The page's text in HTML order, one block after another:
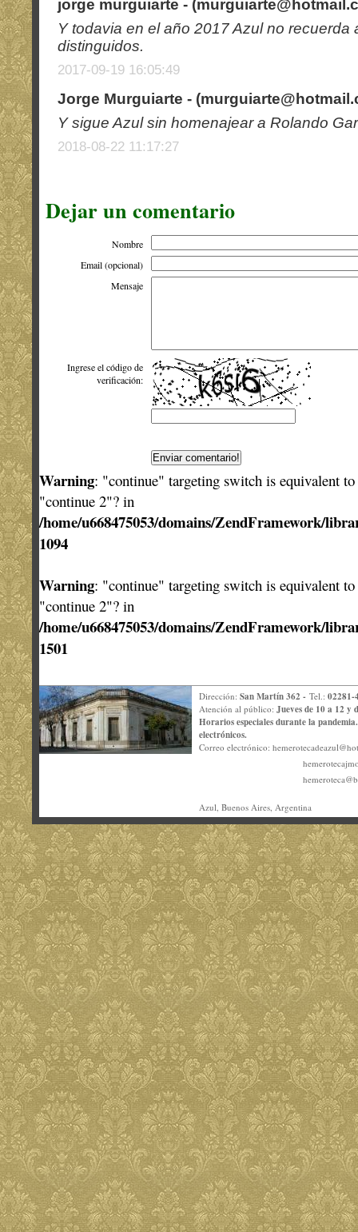
jorge murguiarte - (
Y todavia en el año 2017 Azul no recuerda
distinguidos.
2017-09-19 16:05:49
Jorge Murguiarte - (
Y sigue Azul sin homenajear a Rolando
2018-08-22 11:17:27
Dejar un comentario
Nombre
Email (opcional)
Mensaje
Ingrese el código de
verificación:
Warning: "continue" targeting switch is equivalent
"continue 2"? in
/home/u668475053/domains/ZendFramework/
1094
Warning: "continue" targeting switch is equivalent
"continue 2"? in
/home/u668475053/domains/ZendFramework/
1501
Dirección: San Martín 362 - Tel.: 02281-
Atención al público: Jueves de 10 a 12 y
Horarios especiales durante la
electrónicos.
Correo electrónico:
Azul, Buenos Aires, Argentina